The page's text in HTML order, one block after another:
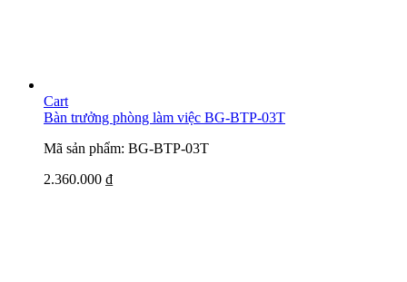
Cart
Bàn trưởng phòng làm việc BG-BTP-03T
Mã sản phẩm: BG-BTP-03T
2.360.000 ₫